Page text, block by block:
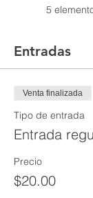
5
Entradas
Venta finalizada
Tipo de entrada
Entrada
Precio
$20.00